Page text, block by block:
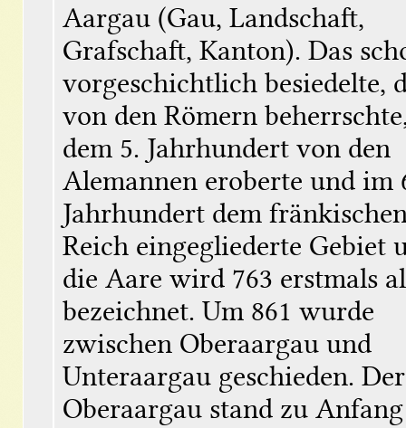
Aargau (Gau, Landschaft,
Grafschaft, Kanton). Das
vorgeschichtlich besiedelte,
von den Römern
dem 5. Jahrhundert von den
Alemannen eroberte und im
Jahrhundert dem
Reich eingegliederte Gebiet
die Aare wird 763 erstmals
bezeichnet. Um 861 wurde
zwischen Oberaargau und
Unteraargau geschieden. Der
Oberaargau stand zu Anfang